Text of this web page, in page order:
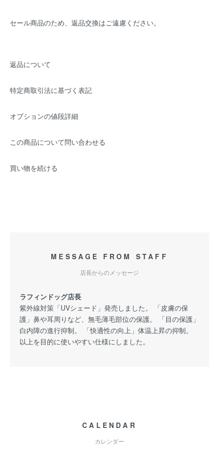
セール商品のため、返品交換はご遠慮ください。
返品について
特定商取引法に基づく表記
オプションの値段詳細
この商品について問い合わせる
買い物を続ける
MESSAGE FROM STAFF
店長からのメッセージ
ラフィンドッグ店長
紫外線対策「UVシェード」発売しました。 「皮膚の保
護」鼻や耳周りなど、無毛薄毛部位の保護。 「目の保護」
白内障の進行抑制。 「快適性の向上」体温上昇の抑制。
以上を目的に使いやすい仕様にしました。
CALENDAR
カレンダー